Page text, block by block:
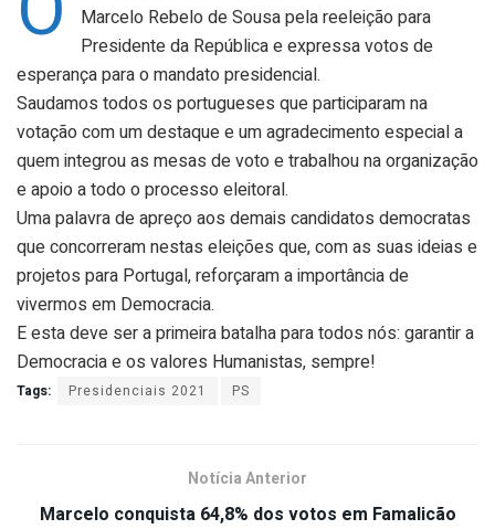
Marcelo Rebelo de Sousa pela reeleição para
Presidente da República e expressa votos de
esperança para o mandato presidencial.
Saudamos todos os portugueses que participaram na
votação com um destaque e um agradecimento especial a
quem integrou as mesas de voto e trabalhou na organização
e apoio a todo o processo eleitoral.
Uma palavra de apreço aos demais candidatos democratas
que concorreram nestas eleições que, com as suas ideias e
projetos para Portugal, reforçaram a importância de
vivermos em Democracia.
E esta deve ser a primeira batalha para todos nós: garantir a
Democracia e os valores Humanistas, sempre!
Tags: Presidenciais 2021 PS
Notícia Anterior
Marcelo conquista 64,8% dos votos em Famalicão